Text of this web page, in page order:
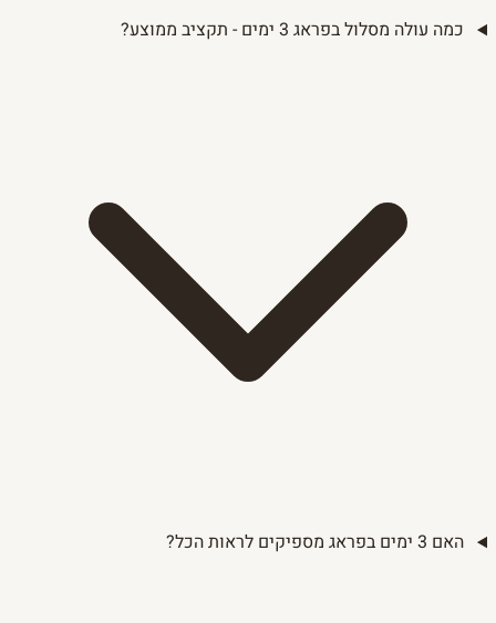
כמה עולה מסלול בפראג 3 ימים - תקציב ממוצע?
האם 3 ימים בפראג מספיקים לראות הכל?